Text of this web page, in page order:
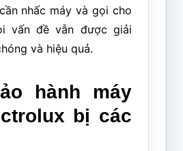
nhấc máy và gọi cho
vấn đề vẫn được giải
và hiệu quả.
hành máy
bị các